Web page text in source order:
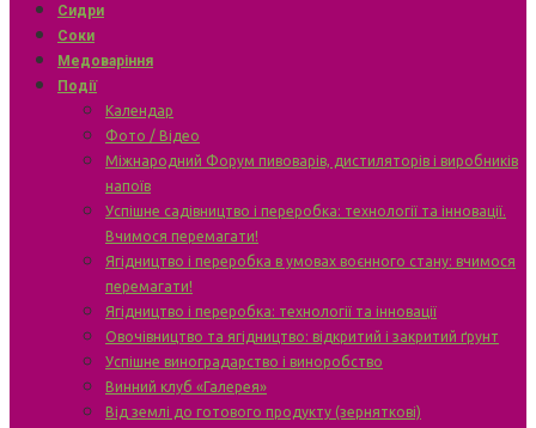
Сидри
Соки
Медоваріння
Події
Календар
Фото / Відео
Міжнародний Форум пивоварів, дистиляторів і виробників
напоїв
Успішне садівництво і переробка: технології та інновації.
Вчимося перемагати!
Ягідництво і переробка в умовах воєнного стану: вчимося
перемагати!
Ягідництво і переробка: технології та інновації
Овочівництво та ягідництво: відкритий і закритий ґрунт
Успішне виноградарство і виноробство
Винний клуб «Галерея»
Від землі до готового продукту (зерняткові)